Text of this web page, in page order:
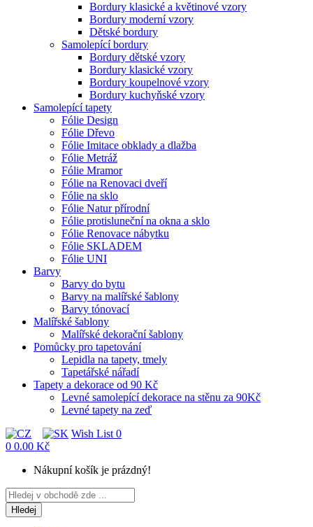
Bordury klasické a květinové vzory
Bordury moderní vzory
Dětské bordury
Samolepící bordury
Bordury dětské vzory
Bordury klasické vzory
Bordury koupelnové vzory
Bordury kuchyňské vzory
Samolepící tapety
Fólie Design
Fólie Dřevo
Fólie Imitace obklady a dlažba
Fólie Metráž
Fólie Mramor
Fólie na Renovaci dveří
Fólie na sklo
Fólie Natur přírodní
Fólie protisluneční na okna a sklo
Fólie Renovace nábytku
Fólie SKLADEM
Fólie UNI
Barvy
Barvy do bytu
Barvy na malířské šablony
Barvy tónovací
Malířské šablony
Malířské dekorační šablony
Pomůcky pro tapetování
Lepidla na tapety, tmely
Tapetářské nářadí
Tapety a dekorace od 90 Kč
Levné samolepící dekorace na stěnu za 90Kč
Levné tapety na zeď
Wish List 0
0 0.00 Kč
Nákupní košík je prázdný!
Hledej